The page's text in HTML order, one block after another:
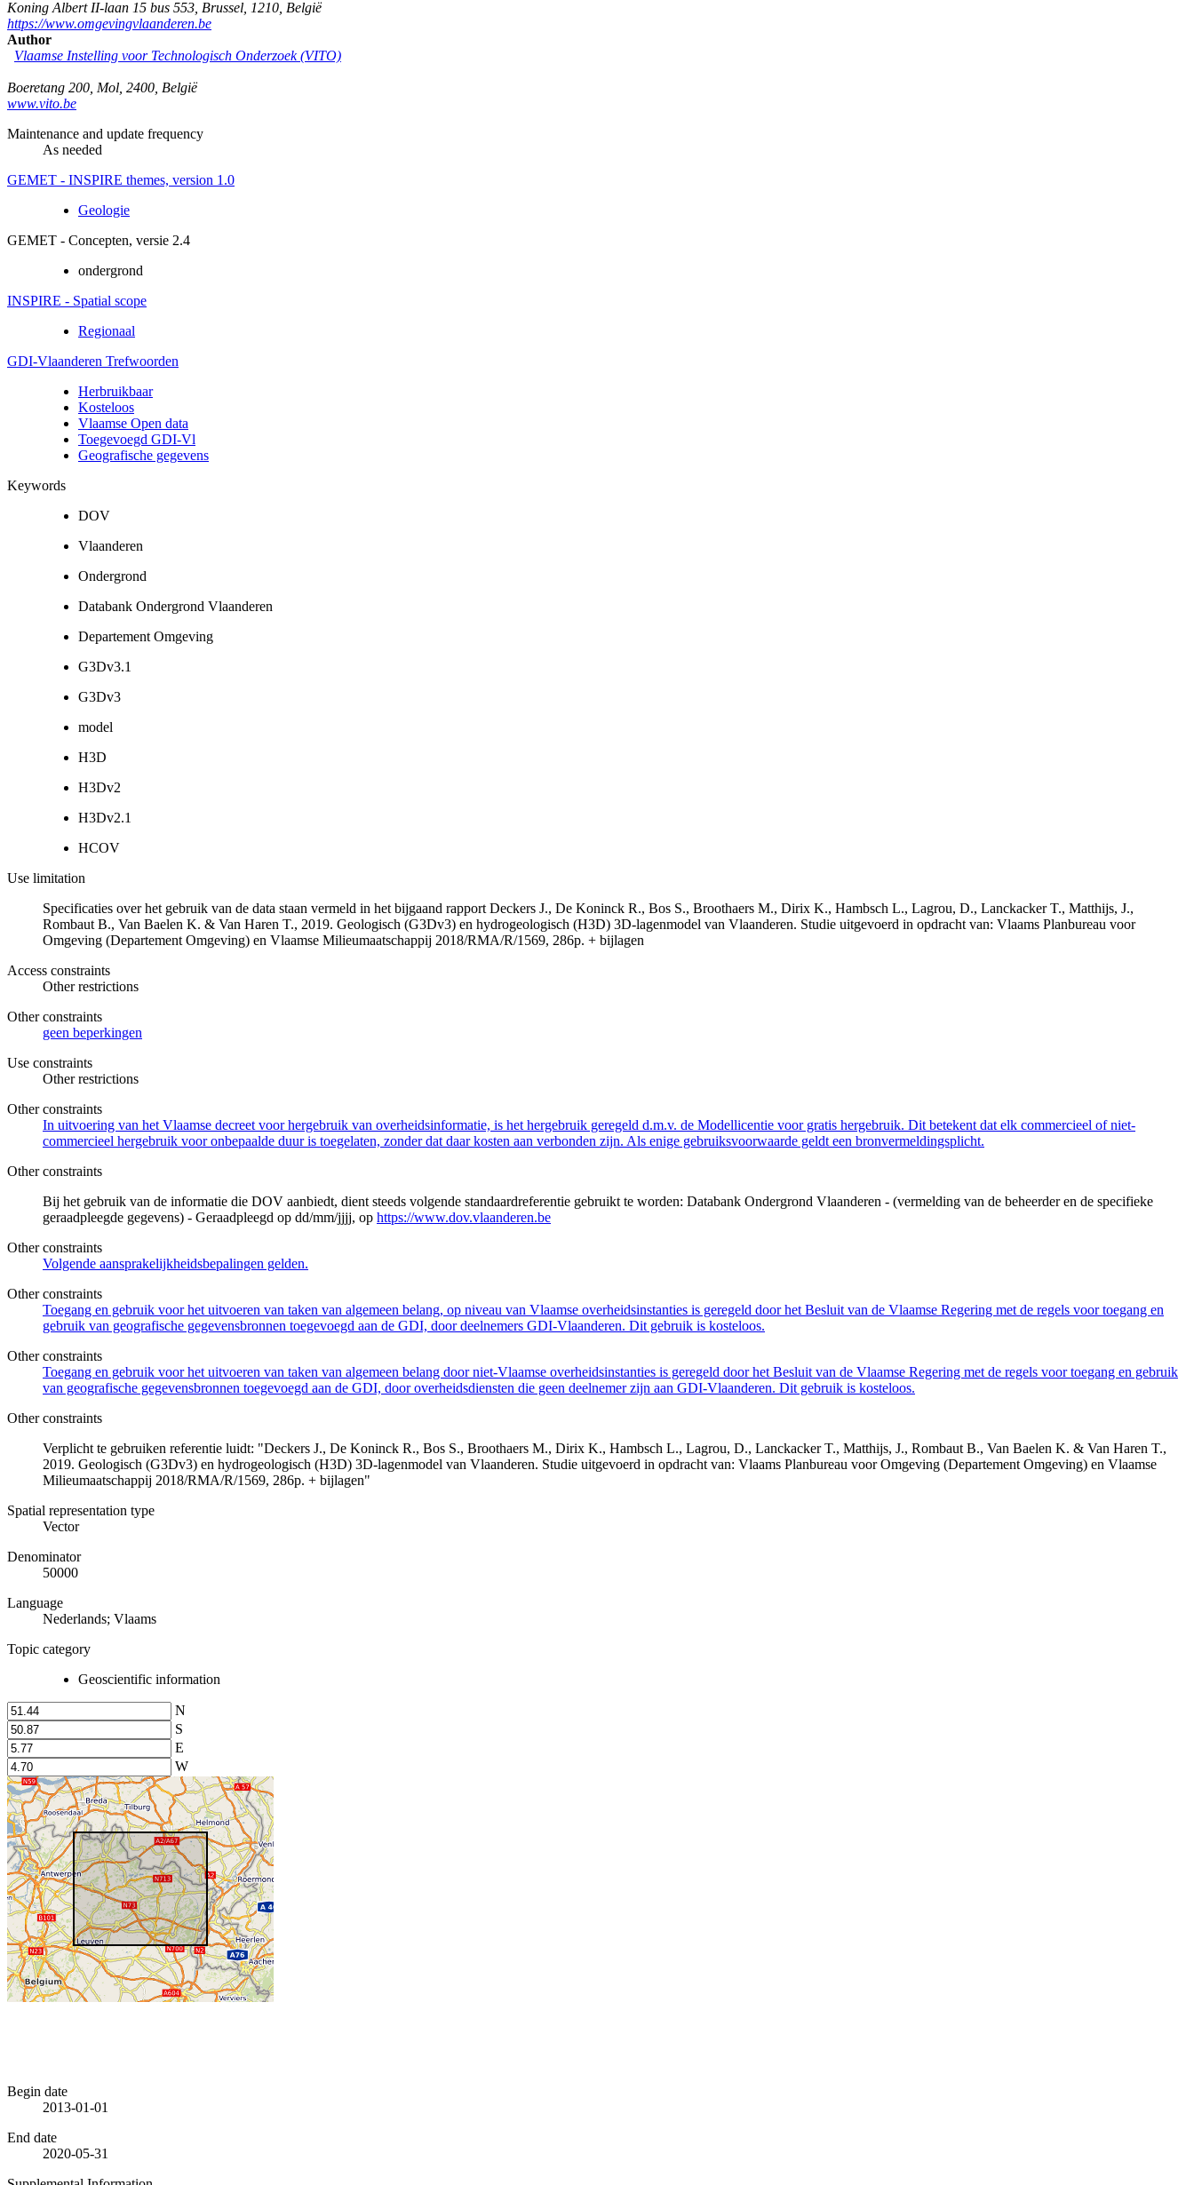
Koning Albert II-laan 15 bus 553 Brussel 1210 België
https://www.omgevingvlaanderen.be
Author
Vlaamse Instelling voor Technologisch Onderzoek (VITO)
Boeretang 200 Mol 2400 België
www.vito.be
Maintenance and update frequency
As needed
GEMET - INSPIRE themes, version 1.0
Geologie
GEMET - Concepten, versie 2.4
ondergrond
INSPIRE - Spatial scope
Regionaal
GDI-Vlaanderen Trefwoorden
Herbruikbaar
Kosteloos
Vlaamse Open data
Toegevoegd GDI-Vl
Geografische gegevens
Keywords
DOV
Vlaanderen
Ondergrond
Databank Ondergrond Vlaanderen
Departement Omgeving
G3Dv3.1
G3Dv3
model
H3D
H3Dv2
H3Dv2.1
HCOV
Use limitation
Specificaties over het gebruik van de data staan vermeld in het bijgaand rapport Deckers J., De Koninck R., Bos S., Broothaers M., Dirix K., Hambsch L., Lagrou, D., Lanckacker T., Matthijs, J.,
Rombaut B., Van Baelen K. & Van Haren T., 2019. Geologisch (G3Dv3) en hydrogeologisch (H3D) 3D-lagenmodel van Vlaanderen. Studie uitgevoerd in opdracht van: Vlaams Planbureau voor
Omgeving (Departement Omgeving) en Vlaamse Milieumaatschappij 2018/RMA/R/1569, 286p. + bijlagen
Access constraints
Other restrictions
Other constraints
geen beperkingen
Use constraints
Other restrictions
Other constraints
In uitvoering van het Vlaamse decreet voor hergebruik van overheidsinformatie, is het hergebruik geregeld d.m.v. de Modellicentie voor gratis hergebruik. Dit betekent dat elk commercieel of niet-
commercieel hergebruik voor onbepaalde duur is toegelaten, zonder dat daar kosten aan verbonden zijn. Als enige gebruiksvoorwaarde geldt een bronvermeldingsplicht.
Other constraints
Bij het gebruik van de informatie die DOV aanbiedt, dient steeds volgende standaardreferentie gebruikt te worden: Databank Ondergrond Vlaanderen - (vermelding van de beheerder en de specifieke
geraadpleegde gegevens) - Geraadpleegd op dd/mm/jjjj, op https://www.dov.vlaanderen.be
Other constraints
Volgende aansprakelijkheidsbepalingen gelden.
Other constraints
Toegang en gebruik voor het uitvoeren van taken van algemeen belang, op niveau van Vlaamse overheidsinstanties is geregeld door het Besluit van de Vlaamse Regering met de regels voor toegang en
gebruik van geografische gegevensbronnen toegevoegd aan de GDI, door deelnemers GDI-Vlaanderen. Dit gebruik is kosteloos.
Other constraints
Toegang en gebruik voor het uitvoeren van taken van algemeen belang door niet-Vlaamse overheidsinstanties is geregeld door het Besluit van de Vlaamse Regering met de regels voor toegang en gebruik
van geografische gegevensbronnen toegevoegd aan de GDI, door overheidsdiensten die geen deelnemer zijn aan GDI-Vlaanderen. Dit gebruik is kosteloos.
Other constraints
Verplicht te gebruiken referentie luidt: "Deckers J., De Koninck R., Bos S., Broothaers M., Dirix K., Hambsch L., Lagrou, D., Lanckacker T., Matthijs, J., Rombaut B., Van Baelen K. & Van Haren T.,
2019. Geologisch (G3Dv3) en hydrogeologisch (H3D) 3D-lagenmodel van Vlaanderen. Studie uitgevoerd in opdracht van: Vlaams Planbureau voor Omgeving (Departement Omgeving) en Vlaamse
Milieumaatschappij 2018/RMA/R/1569, 286p. + bijlagen"
Spatial representation type
Vector
Denominator
50000
Language
Nederlands; Vlaams
Topic category
Geoscientific information
N
S
E
W
Begin date
2013-01-01
End date
2020-05-31